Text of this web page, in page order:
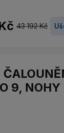
43 192 Kč
9, NOHY